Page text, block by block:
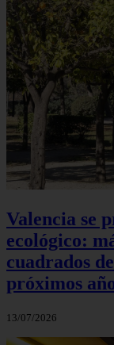
Valencia se
ecológico:
cuadrados
próximos
13/07/2026